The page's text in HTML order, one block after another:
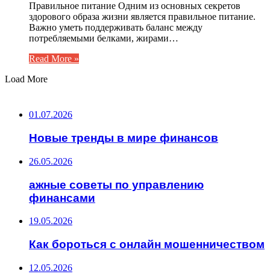
Правильное питание Одним из основных секретов
здорового образа жизни является правильное питание.
Важно уметь поддерживать баланс между
потребляемыми белками, жирами…
Read More »
Load More
01.07.2026
Новые тренды в мире финансов
26.05.2026
ажные советы по управлению
финансами
19.05.2026
Как бороться с онлайн мошенничеством
12.05.2026